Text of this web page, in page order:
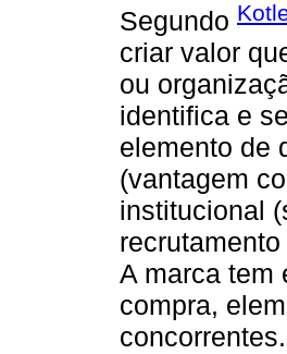
Segundo
criar valor
ou
identifica e
elemento de
(vantagem
institucional
A marca tem
compra,
concorrentes.